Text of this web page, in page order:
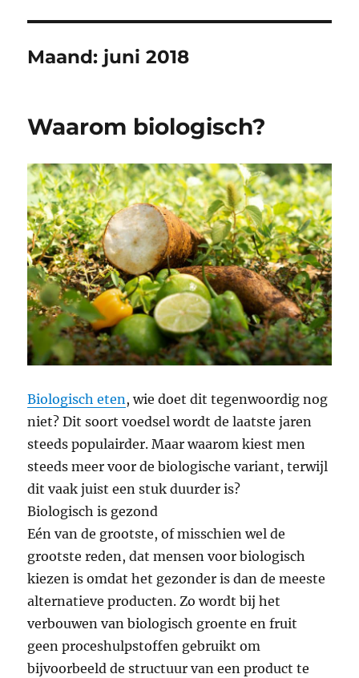
Maand: juni 2018
Waarom biologisch?
Biologisch eten, wie doet dit tegenwoordig nog
niet? Dit soort voedsel wordt de laatste jaren
steeds populairder. Maar waarom kiest men
steeds meer voor de biologische variant, terwijl
dit vaak juist een stuk duurder is?
Biologisch is gezond
Eén van de grootste, of misschien wel de
grootste reden, dat mensen voor biologisch
kiezen is omdat het gezonder is dan de meeste
alternatieve producten. Zo wordt bij het
verbouwen van biologisch groente en fruit
geen proceshulpstoffen gebruikt om
bijvoorbeeld de structuur van een product te